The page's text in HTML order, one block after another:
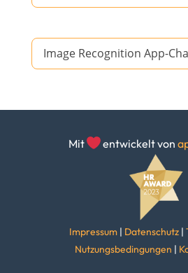
Image Recognition App-